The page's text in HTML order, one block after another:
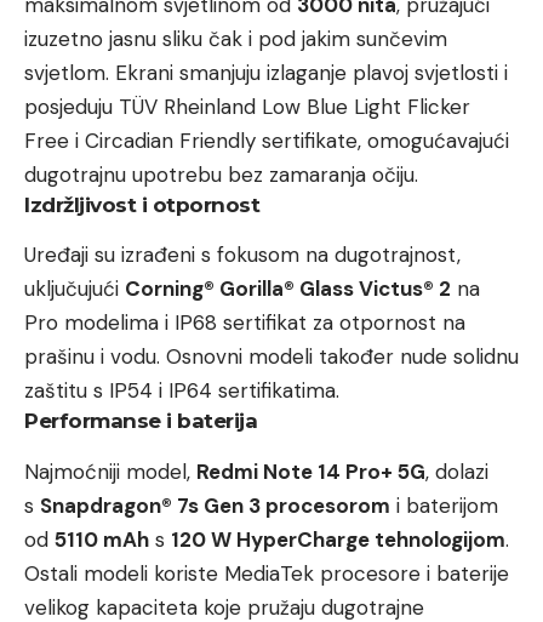
izuzetno jasnu sliku čak i pod jakim sunčevim
svjetlom. Ekrani smanjuju izlaganje plavoj svjetlosti i
posjeduju TÜV Rheinland Low Blue Light Flicker
Free i Circadian Friendly sertifikate, omogućavajući
dugotrajnu upotrebu bez zamaranja očiju.
Izdržljivost i otpornost
Uređaji su izrađeni s fokusom na dugotrajnost,
uključujući Corning® Gorilla® Glass Victus® 2 na
Pro modelima i IP68 sertifikat za otpornost na
prašinu i vodu. Osnovni modeli također nude solidnu
zaštitu s IP54 i IP64 sertifikatima.
Performanse i baterija
Najmoćniji model, Redmi Note 14 Pro+ 5G, dolazi
s Snapdragon® 7s Gen 3 procesorom i baterijom
od 5110 mAh s 120 W HyperCharge tehnologijom.
Ostali modeli koriste MediaTek procesore i baterije
velikog kapaciteta koje pružaju dugotrajne